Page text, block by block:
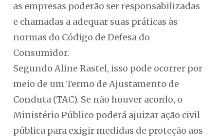
as empresas poderão ser responsabilizadas
e chamadas a adequar suas práticas às
normas do Código de Defesa do
Consumidor.
Segundo Aline Rastel, isso pode ocorrer por
meio de um Termo de Ajustamento de
Conduta (TAC). Se não houver acordo, o
Ministério Público poderá ajuizar ação civil
pública para exigir medidas de proteção aos